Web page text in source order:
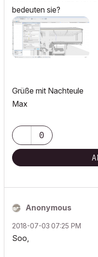
bedeuten sie?
Grüße mit Nachteule
Max
0
Anonymous
‎2018-07-03 07:25 PM
Soo,